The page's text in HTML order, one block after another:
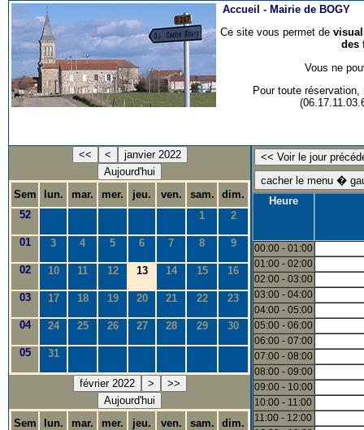
Accueil - Mairie de BOGY
Ce site vous permet de
des
Vous ne
Pour toute
<< <
janvier 2022
Aujourd'hui
Sem
lun. mar. mer. jeu. ven. sam.
dim.
52
1 2
01 3 4 5 6 7 8 9
02 10 11 12 13 14 15 16
03 17 18 19 20 21 22 23
04 24 25 26 27 28 29 30
05 31
février 2022 >
>>
Aujourd'hui
Sem
lun. mar. mer. jeu. ven. sam.
dim.
Heure
00:00 - 01:00
01:00 - 02:00
02:00 - 03:00
03:00 - 04:00
04:00 - 05:00
05:00 - 06:00
06:00 - 07:00
07:00 - 08:00
08:00 - 09:00
09:00 - 10:00
10:00 - 11:00
11:00 - 12:00